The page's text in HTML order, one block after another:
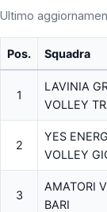
Ultimo
Pos. Squadra
1
LAVINIA
VOLLEY
2
YES
VOLLEY
3
AMATORI
BARI